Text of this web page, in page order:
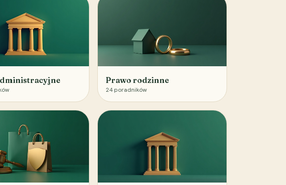
Prawo rodzinne
24 poradników